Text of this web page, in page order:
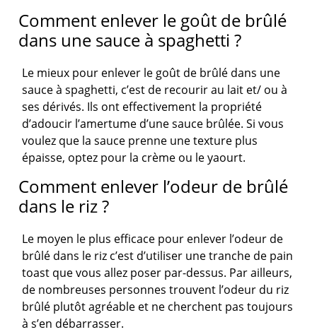
Comment enlever le goût de brûlé
dans une sauce à spaghetti ?
Le mieux pour enlever le goût de brûlé dans une
sauce à spaghetti, c’est de recourir au lait et/ ou à
ses dérivés. Ils ont effectivement la propriété
d’adoucir l’amertume d’une sauce brûlée. Si vous
voulez que la sauce prenne une texture plus
épaisse, optez pour la crème ou le yaourt.
Comment enlever l’odeur de brûlé
dans le riz ?
Le moyen le plus efficace pour enlever l’odeur de
brûlé dans le riz c’est d’utiliser une tranche de pain
toast que vous allez poser par-dessus. Par ailleurs,
de nombreuses personnes trouvent l’odeur du riz
brûlé plutôt agréable et ne cherchent pas toujours
à s’en débarrasser.